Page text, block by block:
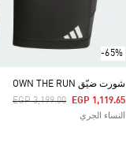
-65%
شورت ضيّق OWN THE RUN
Price Reduced From
EGP 3,199.00ToEGP 1,119.65
النساء الجري